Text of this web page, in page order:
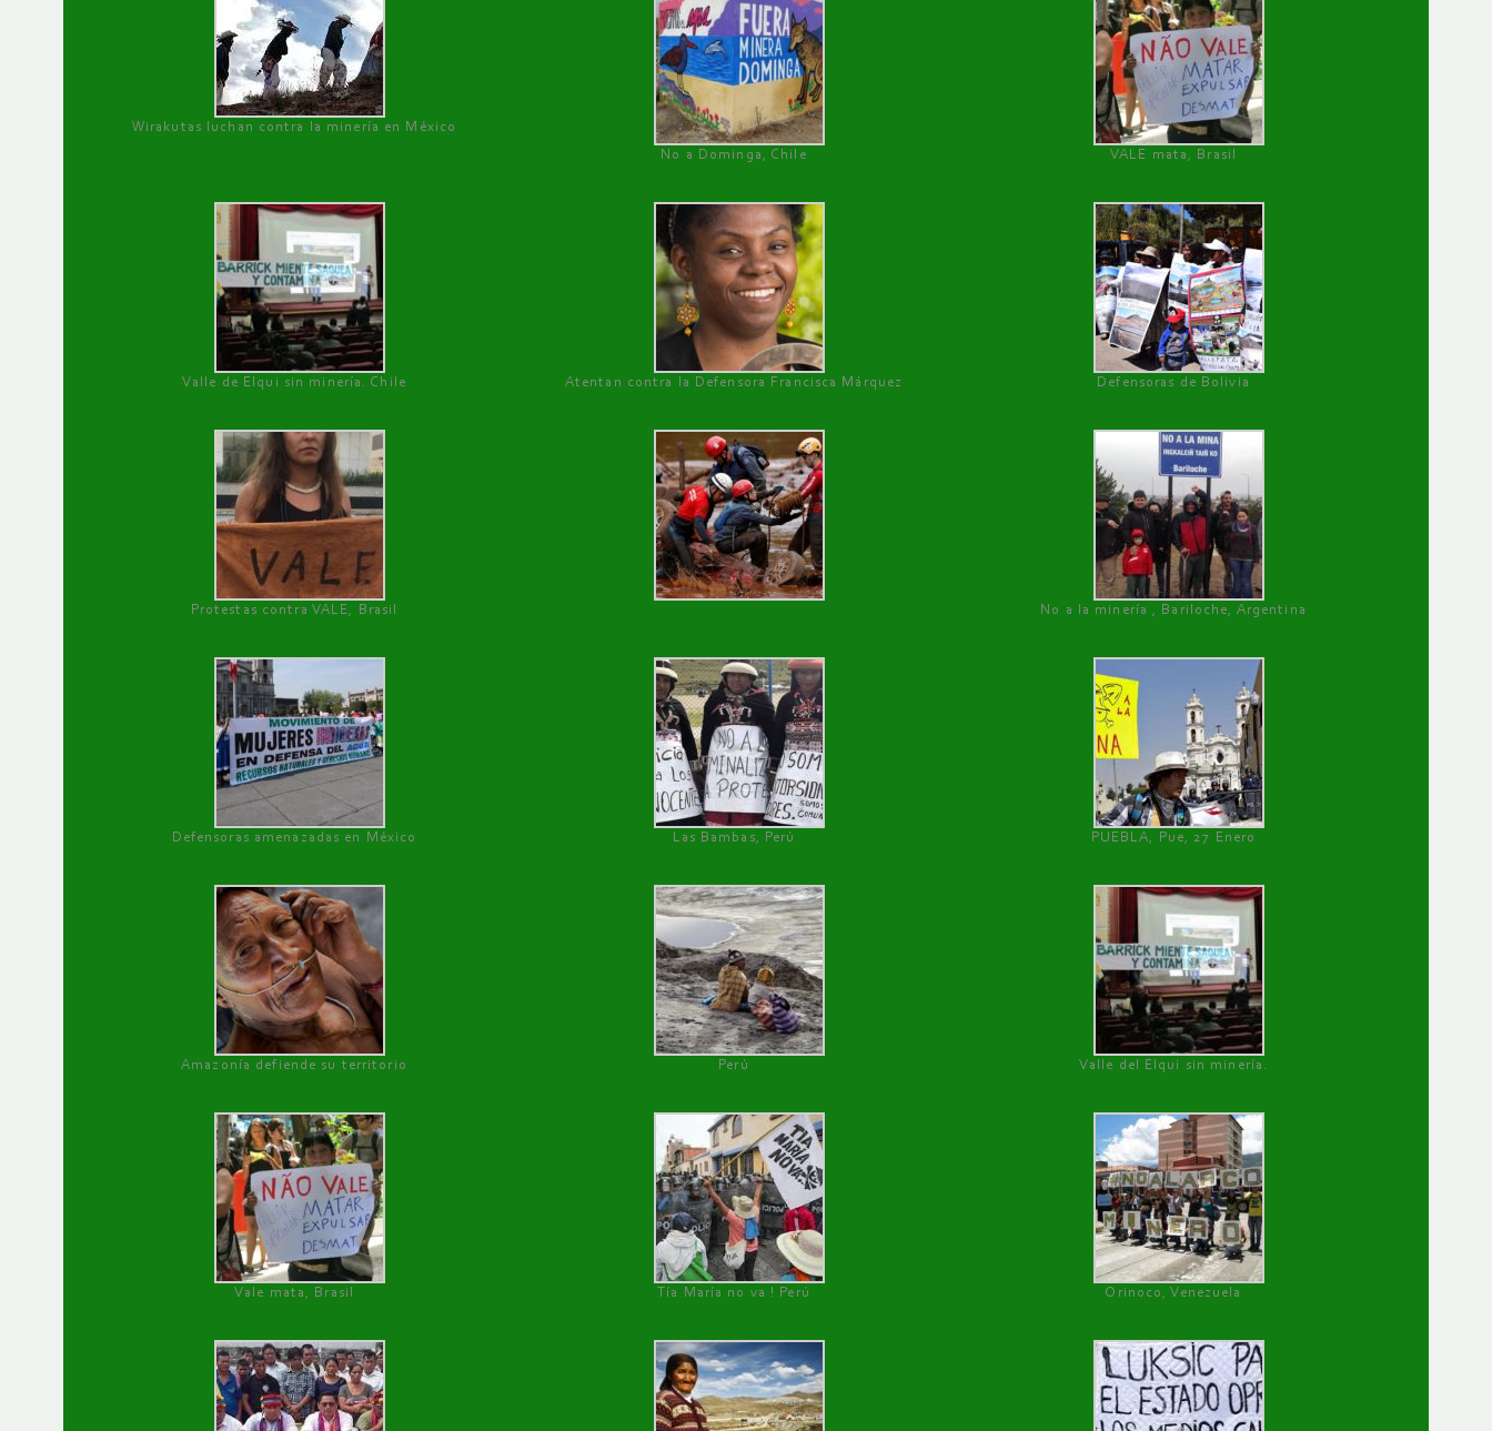
Wirakutas luchan contra la minería en México
No a Dominga, Chile
VALE mata, Brasil
Valle de Elqui sin minería. Chile Atentan contra la Defensora Francisca Márquez Defensoras de Bolivia
Protestas contra VALE, Brasil No a la minería , Bariloche, Argentina
Defensoras amenazadas en México Las Bambas, Perú PUEBLA, Pue, 27 Enero
Amazonía defiende su territorio Perú Valle del Elqui sin minería.
Vale mata, Brasil Tía María no va ! Perú Orinoco, Venezuela